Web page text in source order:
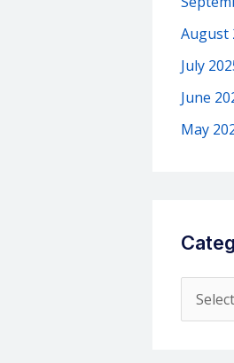
August
July
June
May
a